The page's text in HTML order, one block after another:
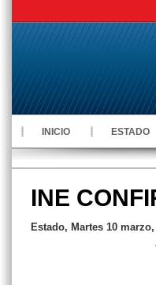
INICIO ESTADO
INE
Estado, Martes 10